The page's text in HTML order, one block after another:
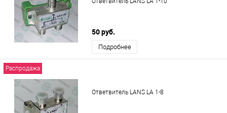
50 руб.
Подробнее
Распродажа
Ответвитель LANS LA 1-8